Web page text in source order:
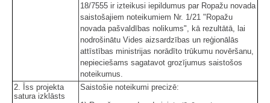
18/7555 ir izteikusi iepildumus par Ropažu novada
saistošajiem noteikumiem Nr. 1/21 "Ropažu
novada pašvaldības nolikums", kā rezultātā, lai
nodrošinātu Vides aizsardzības un reģionālās
attīstības ministrijas norādīto trūkumu novēršanu,
nepieciešams sagatavot grozījumus saistošos
noteikumus.
2. Īss projekta
satura izklāsts
Saistošie noteikumi precizē: